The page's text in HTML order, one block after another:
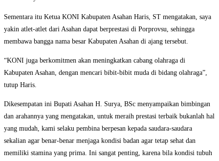
Sementara itu Ketua KONI Kabupaten Asahan Haris, ST mengatakan, saya
yakin atlet-atlet dari Asahan dapat berprestasi di Porprovsu, sehingga
membawa bangga nama besar Kabupaten Asahan di ajang tersebut.
“KONI juga berkomitmen akan meningkatkan cabang olahraga di
Kabupaten Asahan, dengan mencari bibit-bibit muda di bidang olahraga”,
tutup Haris.
Dikesempatan ini Bupati Asahan H. Surya, BSc menyampaikan bimbingan
dan arahannya yang mengatakan, untuk meraih prestasi terbaik bukanlah hal
yang mudah, kami selaku pembina berpesan kepada saudara-saudara
sekalian agar benar-benar menjaga kondisi badan agar tetap sehat dan
memiliki stamina yang prima. Ini sangat penting, karena bila kondisi tubuh